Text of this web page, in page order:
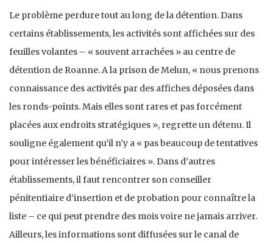
Le problème perdure tout au long de la détention. Dans
certains établissements, les activités sont affichées sur des
feuilles volantes – « souvent arrachées » au centre de
détention de Roanne. A la prison de Melun, « nous prenons
connaissance des activités par des affiches déposées dans
les ronds-points. Mais elles sont rares et pas forcément
placées aux endroits stratégiques », regrette un détenu. Il
souligne également qu’il n’y a « pas beaucoup de tentatives
pour intéresser les bénéficiaires ». Dans d’autres
établissements, il faut rencontrer son conseiller
pénitentiaire d’insertion et de probation pour connaître la
liste – ce qui peut prendre des mois voire ne jamais arriver.
Ailleurs, les informations sont diffusées sur le canal de